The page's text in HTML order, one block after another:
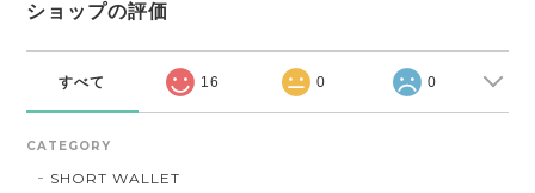
ショップの評価
すべて 16 0 0
CATEGORY
SHORT WALLET